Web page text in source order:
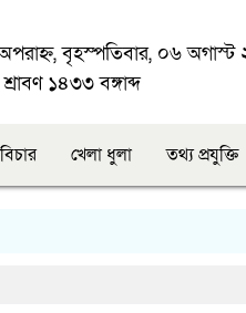
বৃহস্পতিবার, ০৬ অগাস্ট
১৪৩৩ বঙ্গাব্দ
খেলা ধুলা তথ্য প্রযুক্তি